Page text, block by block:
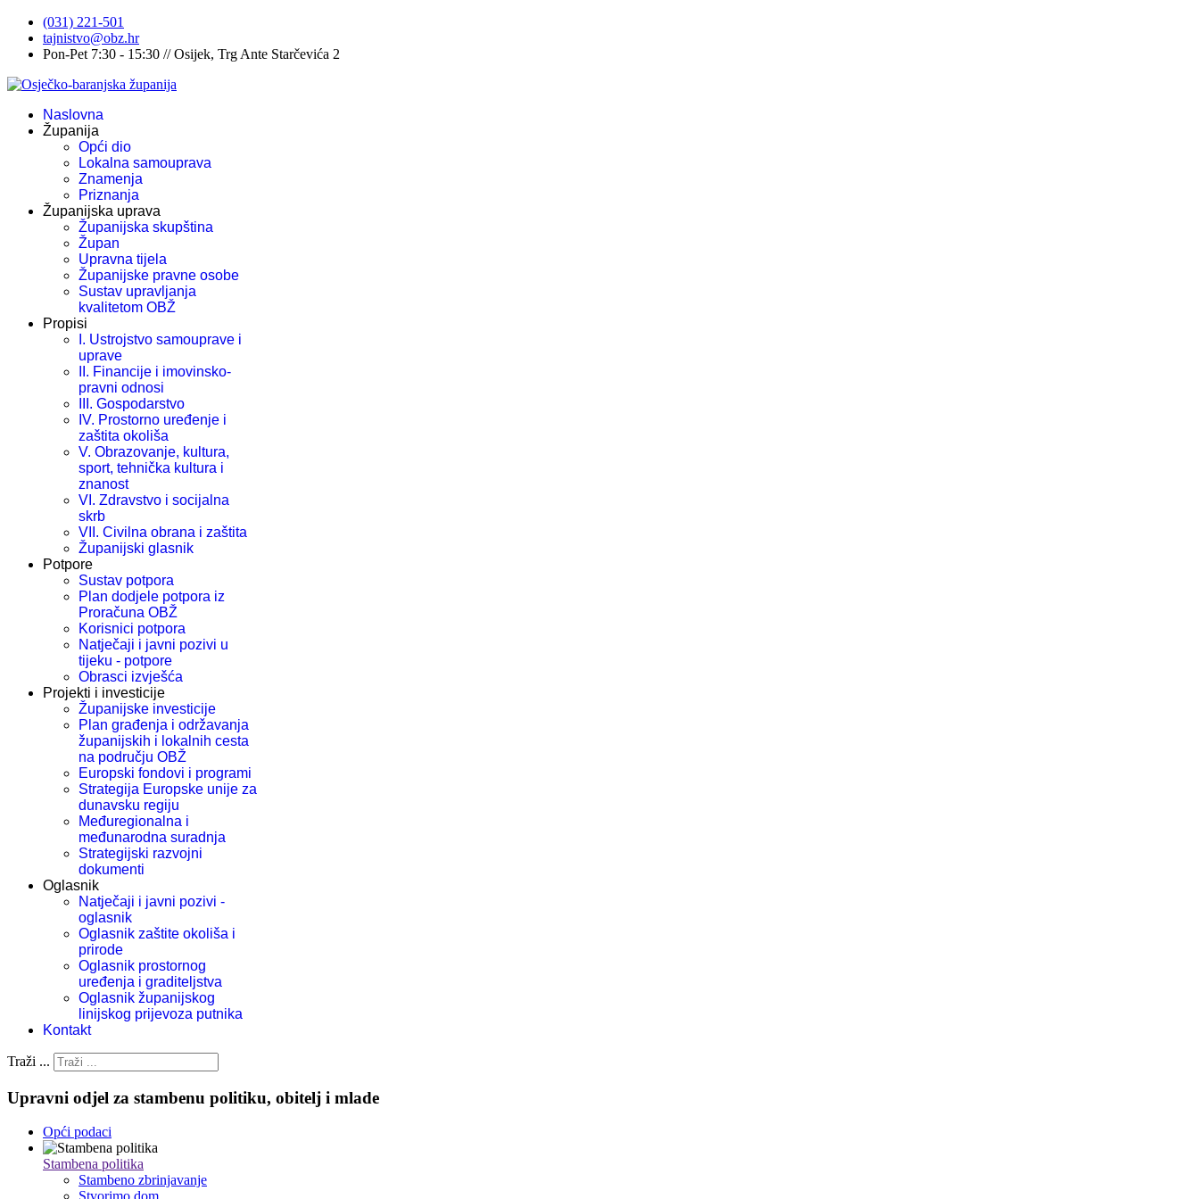
(031) 221-501
tajnistvo@obz.hr
Pon-Pet 7:30 - 15:30 // Osijek, Trg Ante Starčevića 2
Naslovna
Županija
Opći dio
Lokalna samouprava
Znamenja
Priznanja
Županijska uprava
Županijska skupština
Župan
Upravna tijela
Županijske pravne osobe
Sustav upravljanja
kvalitetom OBŽ
Propisi
I. Ustrojstvo samouprave i
uprave
II. Financije i imovinsko-
pravni odnosi
III. Gospodarstvo
IV. Prostorno uređenje i
zaštita okoliša
V. Obrazovanje, kultura,
sport, tehnička kultura i
znanost
VI. Zdravstvo i socijalna
skrb
VII. Civilna obrana i zaštita
Županijski glasnik
Potpore
Sustav potpora
Plan dodjele potpora iz
Proračuna OBŽ
Korisnici potpora
Natječaji i javni pozivi u
tijeku - potpore
Obrasci izvješća
Projekti i investicije
Županijske investicije
Plan građenja i održavanja
županijskih i lokalnih cesta
na području OBŽ
Europski fondovi i programi
Strategija Europske unije za
dunavsku regiju
Međuregionalna i
međunarodna suradnja
Strategijski razvojni
dokumenti
Oglasnik
Natječaji i javni pozivi -
oglasnik
Oglasnik zaštite okoliša i
prirode
Oglasnik prostornog
uređenja i graditeljstva
Oglasnik županijskog
linijskog prijevoza putnika
Kontakt
Traži ...
Upravni odjel za stambenu politiku, obitelj i mlade
Opći podaci
Stambena politika
Stambeno zbrinjavanje